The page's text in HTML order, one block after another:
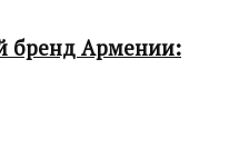
бренд Армении: